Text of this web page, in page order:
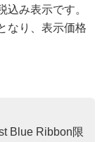
み表示です。
なり、表示価格
Blue Ribbon限